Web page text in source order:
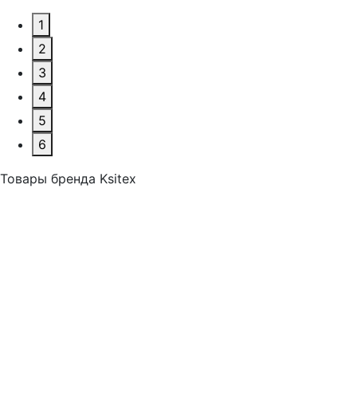
1
2
3
4
5
6
Товары бренда Ksitex